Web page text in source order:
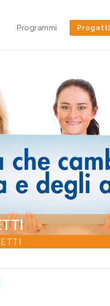
Sedi Territoriali
Programmi Progetti